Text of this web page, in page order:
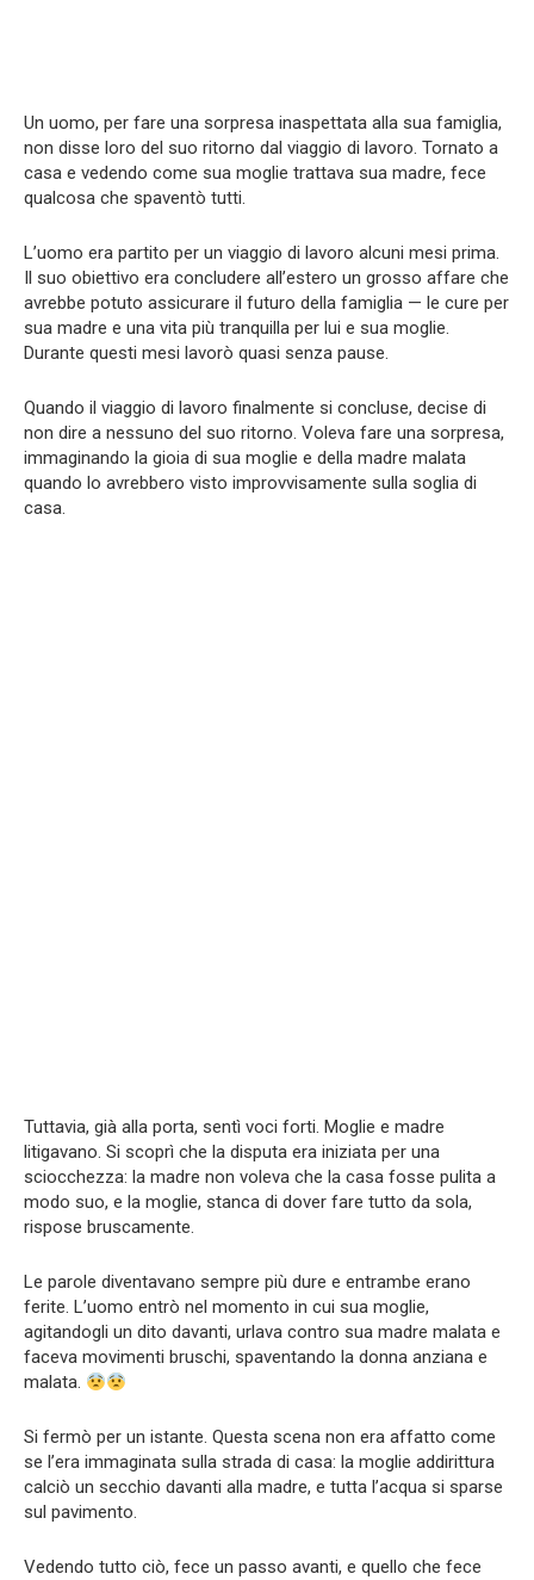
Un uomo, per fare una sorpresa inaspettata alla sua famiglia,
non disse loro del suo ritorno dal viaggio di lavoro. Tornato a
casa e vedendo come sua moglie trattava sua madre, fece
qualcosa che spaventò tutti.
L’uomo era partito per un viaggio di lavoro alcuni mesi prima.
Il suo obiettivo era concludere all’estero un grosso affare che
avrebbe potuto assicurare il futuro della famiglia — le cure per
sua madre e una vita più tranquilla per lui e sua moglie.
Durante questi mesi lavorò quasi senza pause.
Quando il viaggio di lavoro finalmente si concluse, decise di
non dire a nessuno del suo ritorno. Voleva fare una sorpresa,
immaginando la gioia di sua moglie e della madre malata
quando lo avrebbero visto improvvisamente sulla soglia di
casa.
Tuttavia, già alla porta, sentì voci forti. Moglie e madre
litigavano. Si scoprì che la disputa era iniziata per una
sciocchezza: la madre non voleva che la casa fosse pulita a
modo suo, e la moglie, stanca di dover fare tutto da sola,
rispose bruscamente.
Le parole diventavano sempre più dure e entrambe erano
ferite. L’uomo entrò nel momento in cui sua moglie,
agitandogli un dito davanti, urlava contro sua madre malata e
faceva movimenti bruschi, spaventando la donna anziana e
malata.
Si fermò per un istante. Questa scena non era affatto come
se l’era immaginata sulla strada di casa: la moglie addirittura
calciò un secchio davanti alla madre, e tutta l’acqua si sparse
sul pavimento.
Vedendo tutto ciò, fece un passo avanti, e quello che fece